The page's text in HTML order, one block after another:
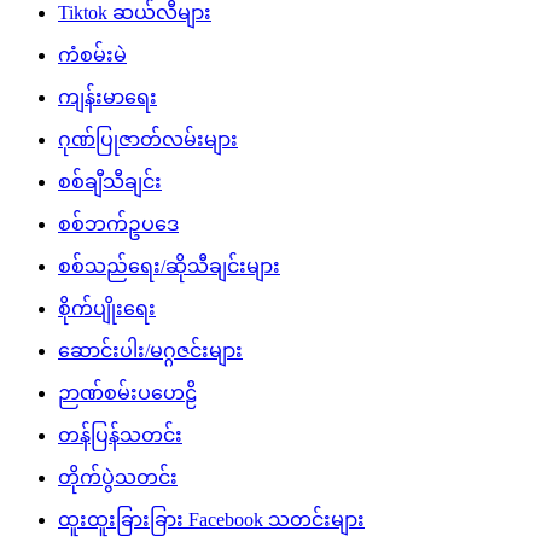
Tiktok ဆယ်လီများ
ကံစမ်းမဲ
ကျန်းမာရေး
ဂုဏ်ပြုဇာတ်လမ်းများ
စစ်ချီသီချင်း
စစ်ဘက်ဥပဒေ
စစ်သည်ရေး/ဆိုသီချင်းများ
စိုက်ပျိုးရေး
ဆောင်းပါး/မဂ္ဂဇင်းများ
ဉာဏ်စမ်းပဟေဠိ
တန်ပြန်သတင်း
တိုက်ပွဲသတင်း
ထူးထူးခြားခြား Facebook သတင်းများ